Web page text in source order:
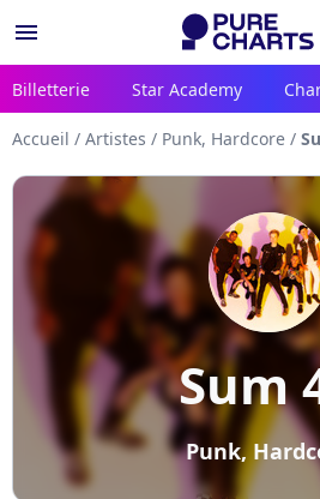
menu
Billetterie Star Academy
Accueil / Artistes / Punk, Hardcore /
Sum
Punk,